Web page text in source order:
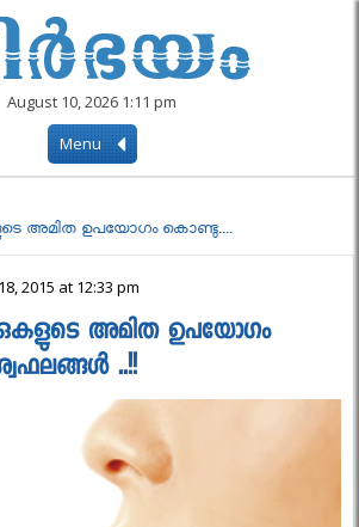
August 10, 2026 1:11 pm
Menu
അമിത ഉപയോഗം കൊണ്ടു....
2015 at 12:33 pm
അമിത ഉപയോഗം
..!!